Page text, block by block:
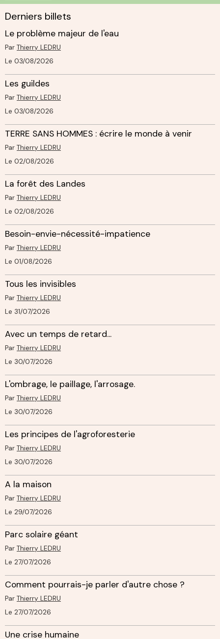
Derniers billets
Le problème majeur de l'eau
Par Thierry LEDRU
Le 03/08/2026
Les guildes
Par Thierry LEDRU
Le 03/08/2026
TERRE SANS HOMMES : écrire le monde à venir
Par Thierry LEDRU
Le 02/08/2026
La forêt des Landes
Par Thierry LEDRU
Le 02/08/2026
Besoin-envie-nécessité-impatience
Par Thierry LEDRU
Le 01/08/2026
Tous les invisibles
Par Thierry LEDRU
Le 31/07/2026
Avec un temps de retard...
Par Thierry LEDRU
Le 30/07/2026
L'ombrage, le paillage, l'arrosage.
Par Thierry LEDRU
Le 30/07/2026
Les principes de l'agroforesterie
Par Thierry LEDRU
Le 30/07/2026
A la maison
Par Thierry LEDRU
Le 29/07/2026
Parc solaire géant
Par Thierry LEDRU
Le 27/07/2026
Comment pourrais-je parler d'autre chose ?
Par Thierry LEDRU
Le 27/07/2026
Une crise humaine